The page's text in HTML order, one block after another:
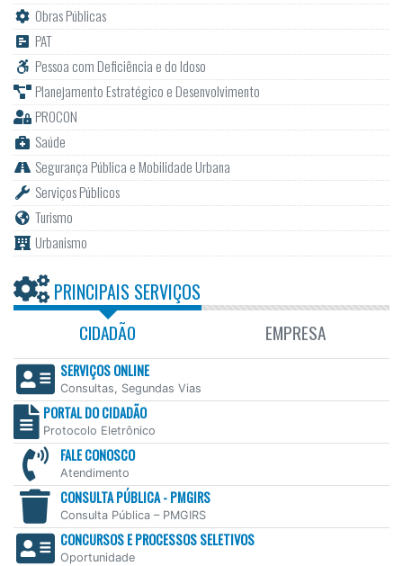
Obras Públicas
PAT
Pessoa com Deficiência e do Idoso
Planejamento Estratégico e Desenvolvimento
PROCON
Saúde
Segurança Pública e Mobilidade Urbana
Serviços Públicos
Turismo
Urbanismo
PRINCIPAIS SERVIÇOS
CIDADÃO EMPRESA
SERVIÇOS ONLINE
Consultas, Segundas Vias
PORTAL DO CIDADÃO
Protocolo Eletrônico
FALE CONOSCO
Atendimento
CONSULTA PÚBLICA - PMGIRS
Consulta Pública – PMGIRS
CONCURSOS E PROCESSOS SELETIVOS
Oportunidade